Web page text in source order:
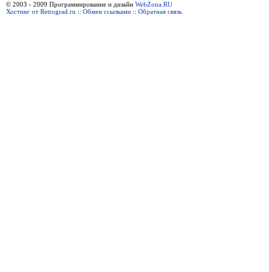
© 2003 - 2009 Программирование и дизайн WebZona.RU
Хостинг от Retrograd.ru :: Обмен ссылками :: Обратная связь